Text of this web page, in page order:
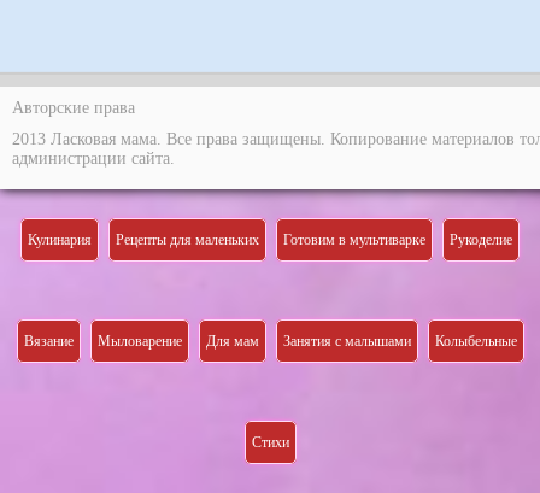
Авторские права
2013 Ласковая мама. Все права защищены. Копирование материалов
администрации сайта.
Кулинария Рецепты для маленьких Готовим в мультиварке Рукоделие
Вязание Мыловарение Для мам Занятия с малышами Колыбельные
Стихи